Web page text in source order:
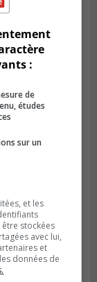
une
:
de
études
sur un
et les
stockées
avec lui,
et
données de